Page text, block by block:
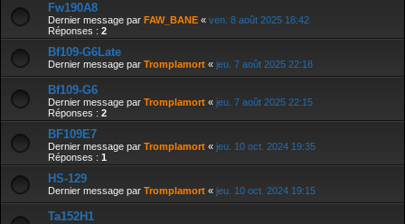
Fw190A8
Dernier message par FAW_BANE « ven. 8 août 2025 18:42
Réponses : 2
Bf109-G6Late
Dernier message par Tromplamort « jeu. 7 août 2025 22:18
Bf109-G6
Dernier message par Tromplamort « jeu. 7 août 2025 22:15
Réponses : 2
BF109E7
Dernier message par Tromplamort « jeu. 10 oct. 2024 19:35
Réponses : 1
HS-129
Dernier message par Tromplamort « jeu. 10 oct. 2024 19:15
Ta152H1